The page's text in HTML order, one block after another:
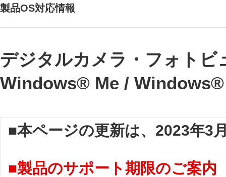
製品OS対応情報
デジタルカメラ・フォトビ
Windows® Me /
■本ページの更新は、2023年3
■製品のサポート期限のご案内